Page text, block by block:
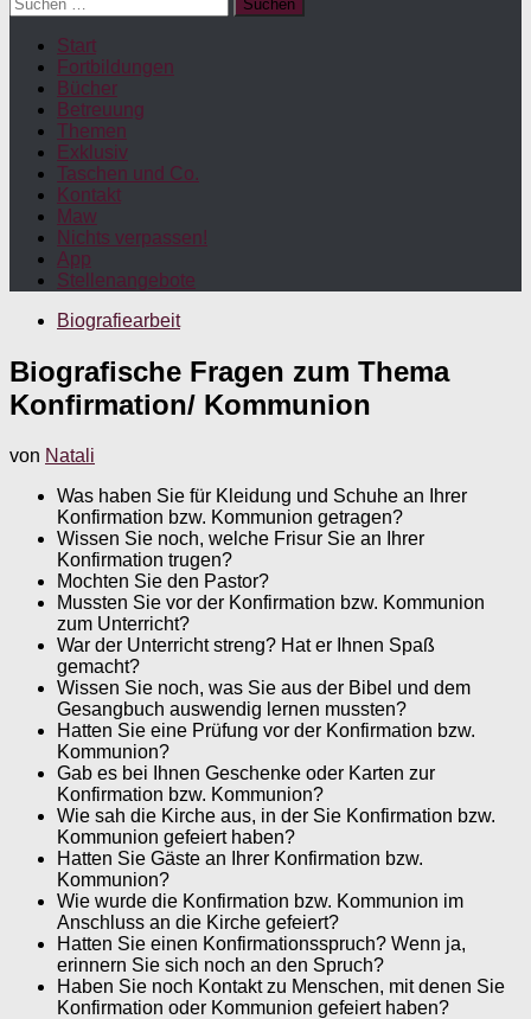
nach:
Start
Fortbildungen
Bücher
Betreuung
Themen
Exklusiv
Taschen und Co.
Kontakt
Maw
Nichts verpassen!
App
Stellenangebote
Biografiearbeit
Biografische Fragen zum Thema
Konfirmation/ Kommunion
von Natali
Was haben Sie für Kleidung und Schuhe an Ihrer
Konfirmation bzw. Kommunion getragen?
Wissen Sie noch, welche Frisur Sie an Ihrer
Konfirmation trugen?
Mochten Sie den Pastor?
Mussten Sie vor der Konfirmation bzw. Kommunion
zum Unterricht?
War der Unterricht streng? Hat er Ihnen Spaß
gemacht?
Wissen Sie noch, was Sie aus der Bibel und dem
Gesangbuch auswendig lernen mussten?
Hatten Sie eine Prüfung vor der Konfirmation bzw.
Kommunion?
Gab es bei Ihnen Geschenke oder Karten zur
Konfirmation bzw. Kommunion?
Wie sah die Kirche aus, in der Sie Konfirmation bzw.
Kommunion gefeiert haben?
Hatten Sie Gäste an Ihrer Konfirmation bzw.
Kommunion?
Wie wurde die Konfirmation bzw. Kommunion im
Anschluss an die Kirche gefeiert?
Hatten Sie einen Konfirmationsspruch? Wenn ja,
erinnern Sie sich noch an den Spruch?
Haben Sie noch Kontakt zu Menschen, mit denen Sie
Konfirmation oder Kommunion gefeiert haben?